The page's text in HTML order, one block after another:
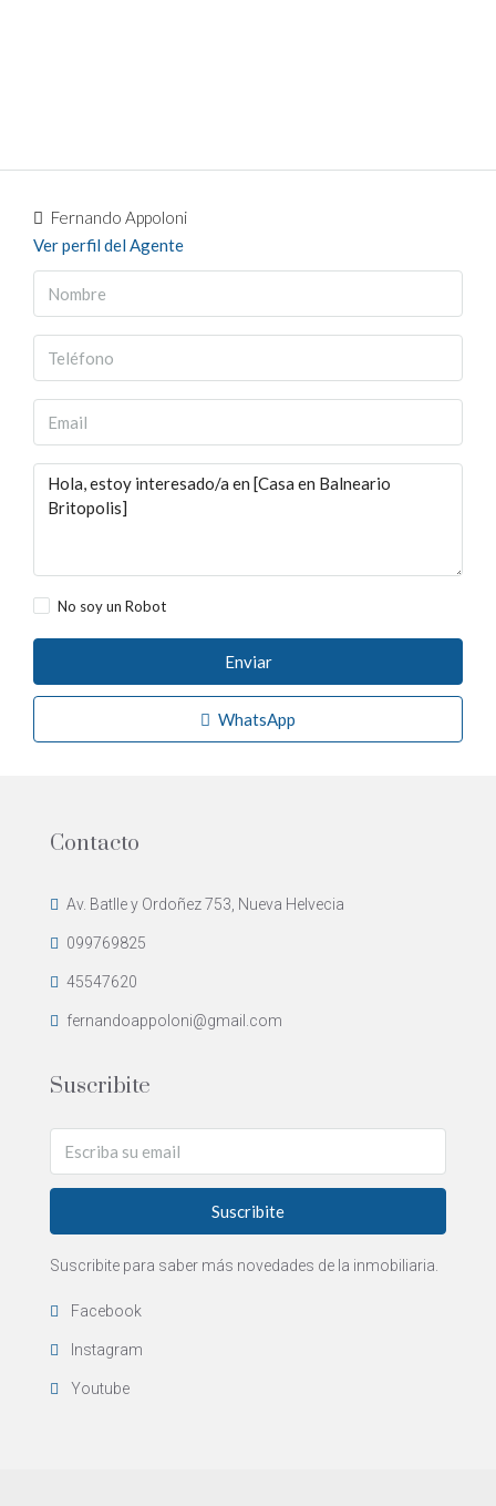
Fernando Appoloni
Ver perfil del Agente
No soy un Robot
Enviar
WhatsApp
Contacto
Av. Batlle y Ordoñez 753, Nueva Helvecia
099769825
45547620
fernandoappoloni@gmail.com
Suscribite
Suscribite
Suscribite para saber más novedades de la inmobiliaria.
Facebook
Instagram
Youtube